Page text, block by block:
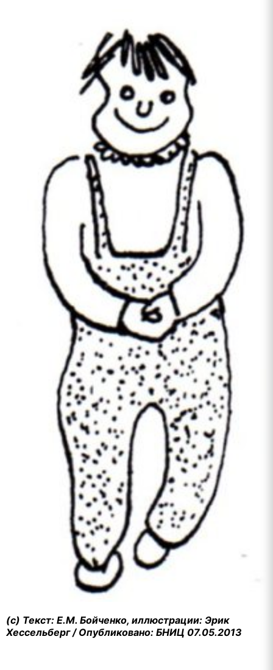
(с) Текст: Е.М. Бойченко, иллюстрации: Эрик
Хессельберг / Опубликовано: БНИЦ 07.05.2013